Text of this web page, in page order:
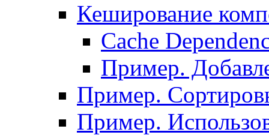
Кеширование
Сache
Пример.
Пример.
Пример.